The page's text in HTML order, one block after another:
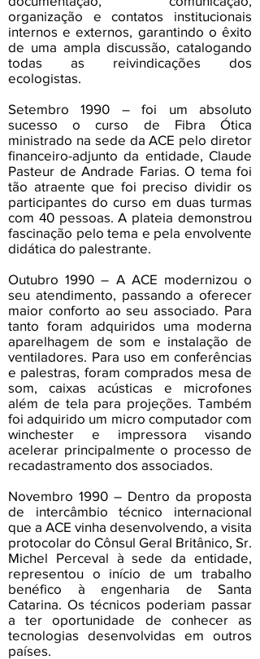
organização e contatos institucionais
internos e externos, garantindo o êxito
de uma ampla discussão, catalogando
todas as reivindicações dos
ecologistas.
Setembro 1990 – foi um absoluto
sucesso o curso de Fibra Ótica
ministrado na sede da ACE pelo diretor
financeiro-adjunto da entidade, Claude
Pasteur de Andrade Farias. O tema foi
tão atraente que foi preciso dividir os
participantes do curso em duas turmas
com 40 pessoas. A plateia demonstrou
fascinação pelo tema e pela envolvente
didática do palestrante.
Outubro 1990 – A ACE modernizou o
seu atendimento, passando a oferecer
maior conforto ao seu associado. Para
tanto foram adquiridos uma moderna
aparelhagem de som e instalação de
ventiladores. Para uso em conferências
e palestras, foram comprados mesa de
som, caixas acústicas e microfones
além de tela para projeções. Também
foi adquirido um micro computador com
winchester e impressora visando
acelerar principalmente o processo de
recadastramento dos associados.
Novembro 1990 – Dentro da proposta
de intercâmbio técnico internacional
que a ACE vinha desenvolvendo, a visita
protocolar do Cônsul Geral Britânico, Sr.
Michel Perceval à sede da entidade,
representou o início de um trabalho
benéfico à engenharia de Santa
Catarina. Os técnicos poderiam passar
a ter oportunidade de conhecer as
tecnologias desenvolvidas em outros
países.